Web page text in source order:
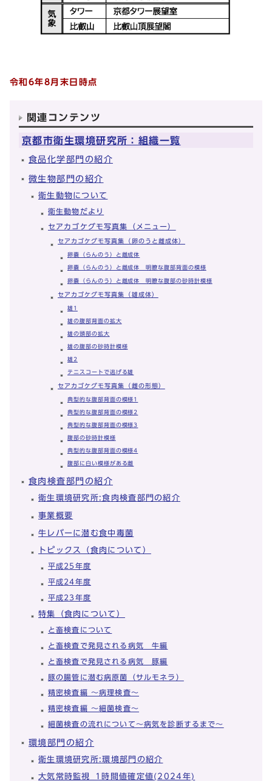
令和6年8月末日時点
関連コンテンツ
京都市衛生環境研究所：組織一覧
食品化学部門の紹介
微生物部門の紹介
衛生動物について
衛生動物だより
セアカゴケグモ写真集（メニュー）
セアカゴケグモ写真集（卵のうと雌成体）
卵嚢（らんのう）と雌成体
卵嚢（らんのう）と雌成体 明瞭な腹部背面の模様
卵嚢（らんのう）と雌成体 明瞭な腹部の砂時計模様
セアカゴケグモ写真集（雄成体）
雄1
雄の腹部背面の拡大
雄の頭部の拡大
雄の腹部の砂時計模様
雄2
テニスコートで逃げる雄
セアカゴケグモ写真集（雌の形態）
典型的な腹部背面の模様1
典型的な腹部背面の模様2
典型的な腹部背面の模様3
腹部の砂時計模様
典型的な腹部背面の模様4
腹部に白い模様がある雌
食肉検査部門の紹介
衛生環境研究所:食肉検査部門の紹介
事業概要
牛レバーに潜む食中毒菌
トピックス（食肉について）
平成25年度
平成24年度
平成23年度
特集（食肉について）
と畜検査について
と畜検査で発見される病気 牛編
と畜検査で発見される病気 豚編
豚の腸管に潜む病原菌（サルモネラ）
精密検査編 ～病理検査～
精密検査編 ～細菌検査～
細菌検査の流れについて～病気を診断するまで～
環境部門の紹介
衛生環境研究所:環境部門の紹介
大気常時監視_1時間値確定値(2024年)